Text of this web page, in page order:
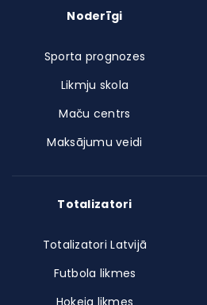
Noderīgi
Sporta prognozes
Likmju skola
Maču centrs
Maksājumu veidi
Totalizatori
Totalizatori Latvijā
Futbola likmes
Hokeja likmes